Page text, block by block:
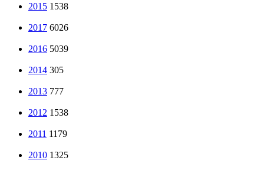
2015 1538
2017 6026
2016 5039
2014 305
2013 777
2012 1538
2011 1179
2010 1325